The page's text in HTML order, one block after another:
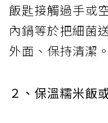
飯匙接觸過手或
內鍋等於把細菌
外面、保持清潔。
２、保溫糯米飯